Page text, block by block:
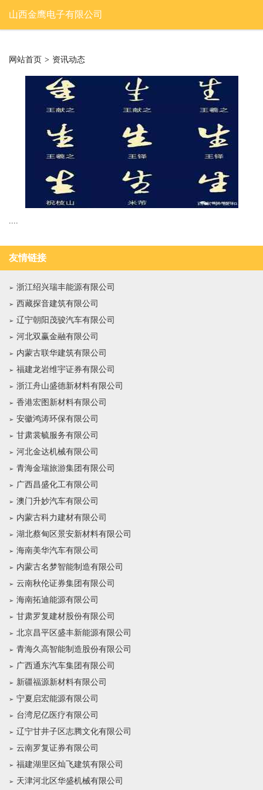
山西金鹰电子有限公司
网站首页 > 资讯动态
....
友情链接
浙江绍兴瑞丰能源有限公司
西藏探音建筑有限公司
辽宁朝阳茂骏汽车有限公司
河北双赢金融有限公司
内蒙古联华建筑有限公司
福建龙岩维宇证券有限公司
浙江舟山盛德新材料有限公司
香港宏图新材料有限公司
安徽鸿涛环保有限公司
甘肃裳毓服务有限公司
河北金达机械有限公司
青海金瑞旅游集团有限公司
广西昌盛化工有限公司
澳门升妙汽车有限公司
内蒙古科力建材有限公司
湖北蔡甸区景安新材料有限公司
海南美华汽车有限公司
内蒙古名梦智能制造有限公司
云南秋伦证券集团有限公司
海南拓迪能源有限公司
甘肃罗复建材股份有限公司
北京昌平区盛丰新能源有限公司
青海久高智能制造股份有限公司
广西通东汽车集团有限公司
新疆福源新材料有限公司
宁夏启宏能源有限公司
台湾尼亿医疗有限公司
辽宁甘井子区志腾文化有限公司
云南罗复证券有限公司
福建湖里区灿飞建筑有限公司
天津河北区华盛机械有限公司